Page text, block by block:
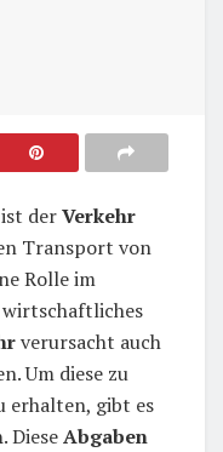
derVerkehr
Transport von
Rolle im
verursacht auch
Um diese zu
erhalten, gibt es
. DieseAbgaben